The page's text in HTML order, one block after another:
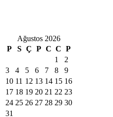
Ağustos 2026
P
S Ç P C C P
1
2
3
4 5 6 7 8
9
10 11 12 13 14 15 16
17 18 19 20 21 22 23
24 25 26 27 28 29 30
31